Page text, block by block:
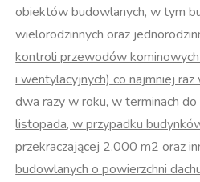
obiektów budowlanych, w tym
wielorodzinnych oraz
kontroli przewodów
i wentylacyjnych) co najmniej raz
dwa razy w roku, w terminach
listopada, w przypadku
przekraczającej 2.000 m2 oraz
budowlanych o powierzchni